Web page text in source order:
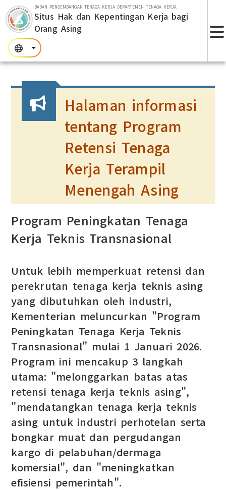
Lompat ke bagian utama
BADAN PENGEMBANGAN TENAGA KERJA DEPARTEMEN TENAGA KERJA
Situs Hak dan Kepentingan Kerja bagi
Orang Asing
:::
:::
Halaman informasi
tentang Program
Retensi Tenaga
Kerja Terampil
Menengah Asing
Program Peningkatan Tenaga
Kerja Teknis Transnasional
Untuk lebih memperkuat retensi dan
perekrutan tenaga kerja teknis asing
yang dibutuhkan oleh industri,
Kementerian meluncurkan "Program
Peningkatan Tenaga Kerja Teknis
Transnasional" mulai 1 Januari 2026.
Program ini mencakup 3 langkah
utama: "melonggarkan batas atas
retensi tenaga kerja teknis asing",
"mendatangkan tenaga kerja teknis
asing untuk industri perhotelan serta
bongkar muat dan pergudangan
kargo di pelabuhan/dermaga
komersial", dan "meningkatkan
efisiensi pemerintah".